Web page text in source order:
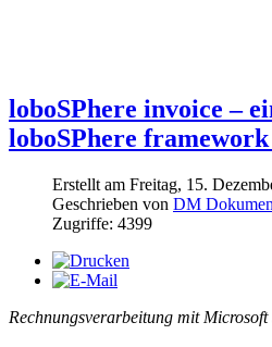
loboSPhere invoice –
loboSPhere framework
Erstellt am Freitag, 15.
Geschrieben von DM
Zugriffe: 4399
Rechnungsverarbeitung mit Microsoft